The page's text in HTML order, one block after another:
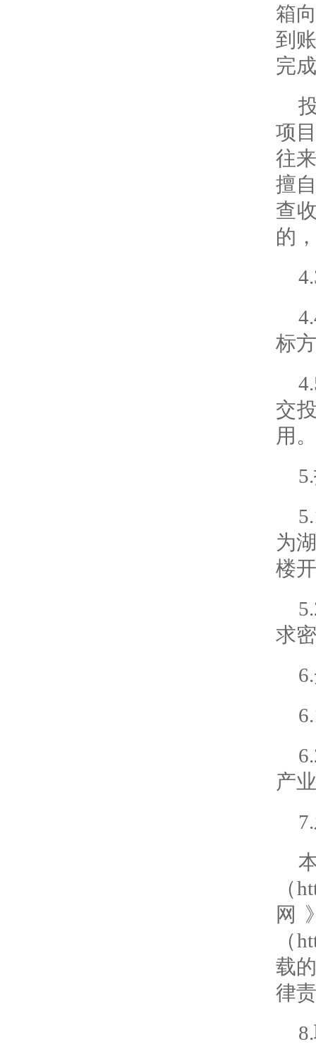
箱
到
完
项
往
擅
查
的
标
交
用。
为
楼
求
产
（
网
（
载
律